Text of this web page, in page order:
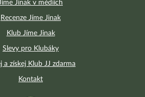
Jinak v médiích
Recenze Jíme Jinak
Klub Jíme Jinak
Slevy pro Klubáky
a získej Klub JJ zdarma
Kontakt